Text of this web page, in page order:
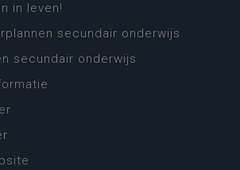
in leven!
secundair onderwijs
secundair onderwijs